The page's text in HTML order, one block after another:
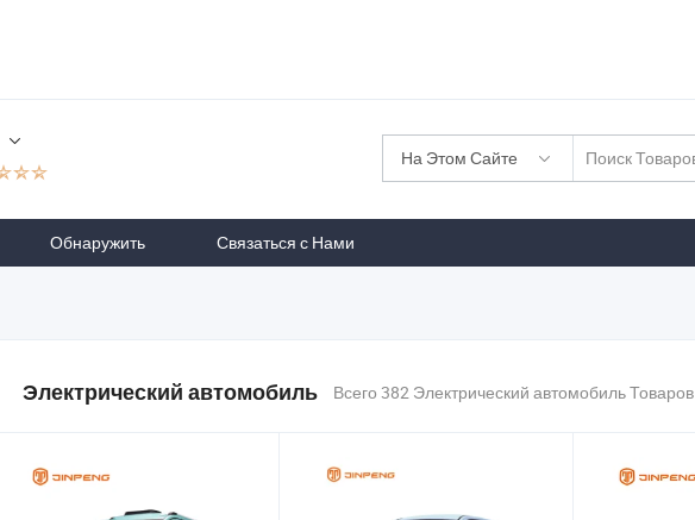
На Этом Сайте
Обнаружить Связаться с Нами
Электрический автомобиль Всего 382 Электрический автомобиль Товаров